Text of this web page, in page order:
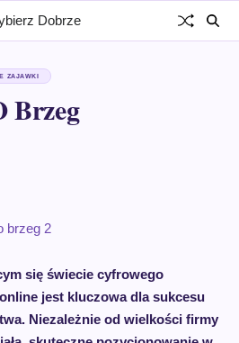
ZAJAWKI
Brzeg
się świecie cyfrowego
jest kluczowa dla sukcesu
Niezależnie od wielkości firmy